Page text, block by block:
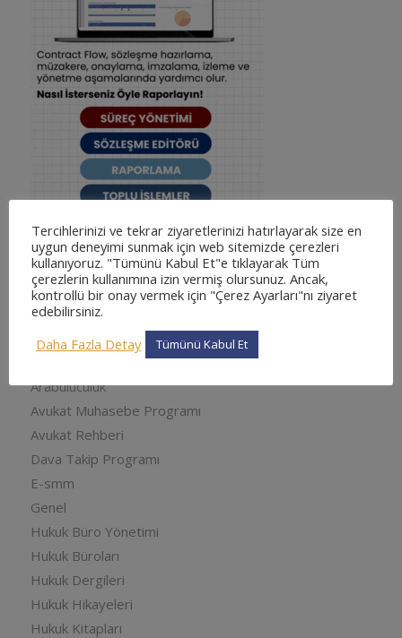
KATEGORILER
adliyesine nasıl gidilir
adliyesine nasıl gidilir
Arabuluculuk
Avukat Muhasebe Programı
Avukat Rehberi
Dava Takip Programı
E-smm
Genel
Hukuk Büro Yönetimi
Hukuk Büroları
Hukuk Dergileri
Hukuk Hikayeleri
Hukuk Kitapları
Tercihlerinizi ve tekrar ziyaretlerinizi hatırlayarak size en
uygun deneyimi sunmak için web sitemizde çerezleri
kullanıyoruz. "Tümünü Kabul Et"e tıklayarak Tüm
çerezlerin kullanımına izin vermiş olursunuz. Ancak,
kontrollü bir onay vermek için "Çerez Ayarları"nı ziyaret
edebilirsiniz.
Daha Fazla Detay
Tümünü Kabul Et